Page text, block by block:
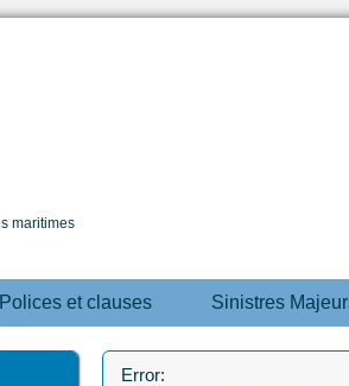
Polices et clauses Sinistres
Error: